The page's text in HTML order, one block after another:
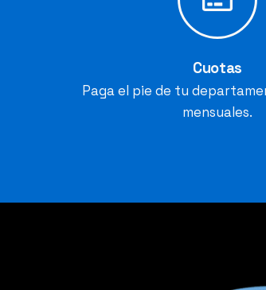
Cuotas
Paga el pie de tu
mensuales.